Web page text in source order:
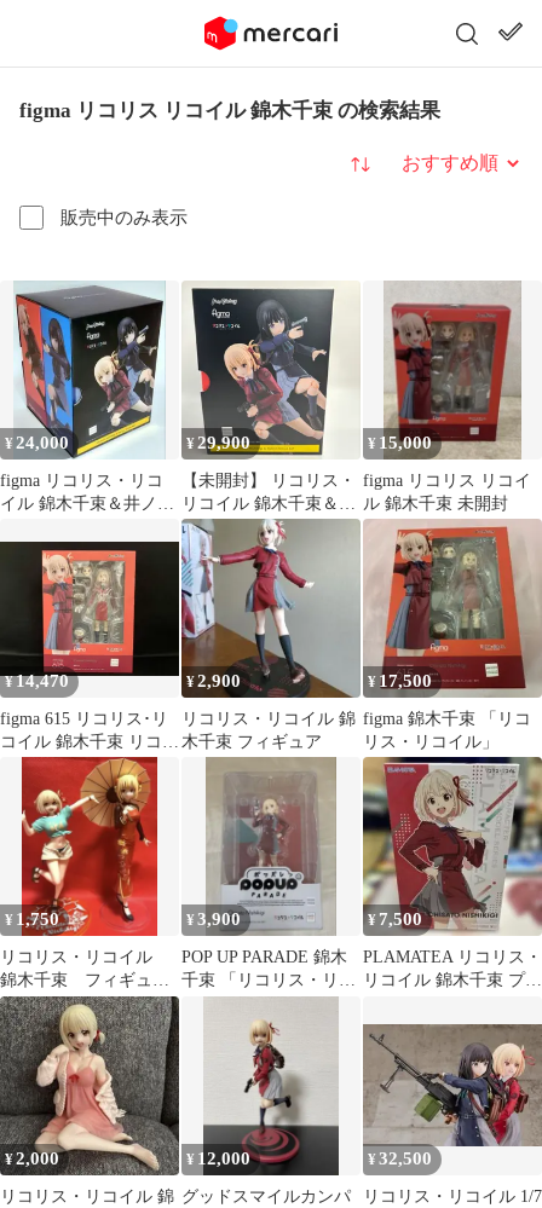
figma リコリス リコイル 錦木千束 の検索結果
販売中のみ表示
並び替え
¥24,000
figma リコリス・リコ
イル 錦木千束＆井ノ上
¥29,900
【未開封】 リコリス・
リコイル 錦木千束＆井
ノ上たきな figma セッ
ト マックスファクトリ
ー
¥ 15,000
figma リコリス リコイ
ル 錦木千束 未開封
¥14,470
figma 615 リコリス･リ
コイル 錦木千束 リコリ
ス･リコイル
¥2,900
リコリス・リコイル 錦
木千束 フィギュア
¥ 17,500
figma 錦木千束 「リコ
リス・リコイル」
¥ 1,750
リコリス・リコイル
錦木千束 フィギュア
2体セット
¥3,900
POP UP PARADE 錦木
千束 「リコリス・リコ
¥ 7,500
PLAMATEA リコリス・
リコイル 錦木千束 プラ
¥2,000
リコリス・リコイル 錦
¥ 12,000
グッドスマイルカンパ
¥32,500
リコリス・リコイル 1/7